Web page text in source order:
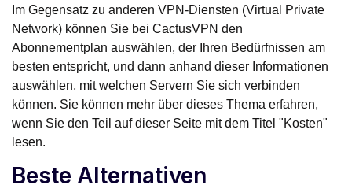
Im Gegensatz zu anderen VPN-Diensten (Virtual Private
Network) können Sie bei CactusVPN den
Abonnementplan auswählen, der Ihren Bedürfnissen am
besten entspricht, und dann anhand dieser Informationen
auswählen, mit welchen Servern Sie sich verbinden
können. Sie können mehr über dieses Thema erfahren,
wenn Sie den Teil auf dieser Seite mit dem Titel "Kosten"
lesen.
Beste Alternativen